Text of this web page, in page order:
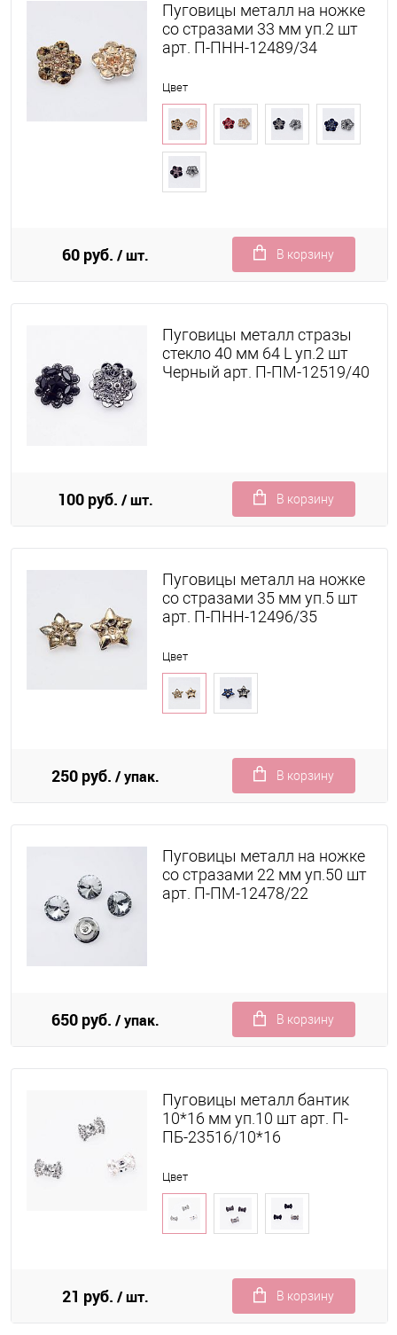
Пуговицы металл на ножке
со стразами 33 мм уп.2 шт
арт. П-ПНН-12489/34
Цвет
60 руб. / шт. В корзину
Пуговицы металл стразы
стекло 40 мм 64 L уп.2 шт
Черный арт. П-ПМ-12519/40
100 руб. / шт. В корзину
Пуговицы металл на ножке
со стразами 35 мм уп.5 шт
арт. П-ПНН-12496/35
Цвет
250 руб. / упак. В корзину
Пуговицы металл на ножке
со стразами 22 мм уп.50 шт
арт. П-ПМ-12478/22
650 руб. / упак. В корзину
Пуговицы металл бантик
10*16 мм уп.10 шт арт. П-
ПБ-23516/10*16
Цвет
21 руб. / шт. В корзину